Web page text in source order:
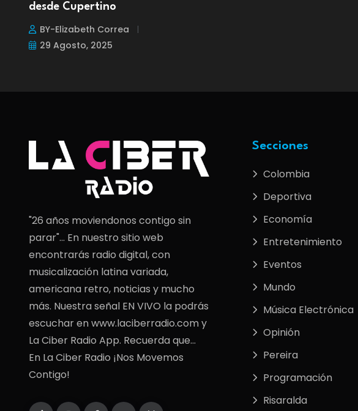
desde Cupertino
BY-Elizabeth Correa
29 Agosto, 2025
"26 años moviendonos contigo sin
parar"... En nuestro sitio web
encontrarás radio digital, con
musicalización latina variada,
americana retro, noticias y mucho
más. Nuestra señal EN VIVO la podrás
escuchar en www.laciberradio.com y
La Ciber Radio App. Recuerda que...
En La Ciber Radio ¡Nos Movemos
Contigo!
Secciones
Colombia
Deportiva
Economía
Entretenimiento
Eventos
Mundo
Música Electrónica
Opinión
Pereira
Programación
Risaralda